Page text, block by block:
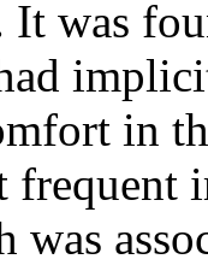
It was
in
frequent
was